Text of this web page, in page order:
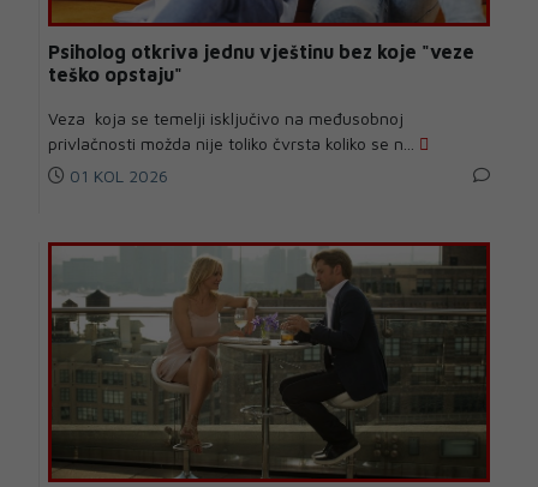
Psiholog otkriva jednu vještinu bez koje "veze
teško opstaju"
Veza koja se temelji isključivo na međusobnoj
privlačnosti možda nije toliko čvrsta koliko se n...
01 KOL 2026